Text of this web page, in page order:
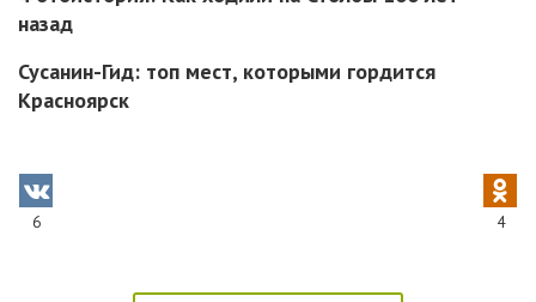
назад
Сусанин-Гид: топ мест, которыми гордится
Красноярск
6 4